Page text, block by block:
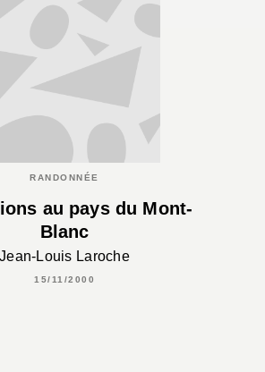
RANDONNÉE
au pays du Mont-
Blanc
Jean-Louis Laroche
15/11/2000